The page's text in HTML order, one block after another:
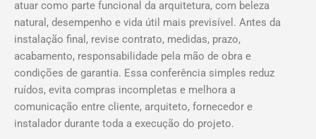
atuar como parte funcional da arquitetura, com beleza
natural, desempenho e vida útil mais previsível. Antes da
instalação final, revise contrato, medidas, prazo,
acabamento, responsabilidade pela mão de obra e
condições de garantia. Essa conferência simples reduz
ruídos, evita compras incompletas e melhora a
comunicação entre cliente, arquiteto, fornecedor e
instalador durante toda a execução do projeto.